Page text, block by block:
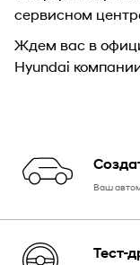
сервисном
Ждем вас в
Hyundai
Ваш
Тест-